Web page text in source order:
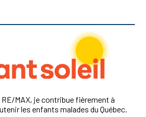
MAX, je contribue fièrement à
les enfants malades du Québec.